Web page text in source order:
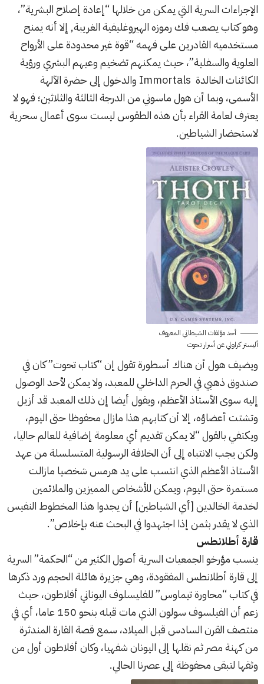
الإجراءات السرية التي يمكن من خلالها “إعادة إصلاح البشرية”،
وهو كتاب يصعب فك رموزه الهيروغليفية الغريبة, إلا أنه يمنح
مستخدميه القادرين على فهمه “قوة غير محدودة على الأرواح
العلوية والسفلية”، حيث يمكنهم تضخيم وعيهم البشري ورؤية
الكائنات الخالدة Immortals والدخول إلى حضرة الآلهة
الأسمى، وبما أن هول ماسوني من الدرجة الثالثة والثلاثين؛ فهو لا
يعترف لعامة القراء بأن هذه الطقوس ليست سوى أعمال سحرية
لاستحضار الشياطين.
أحد مؤلفات الشيطاني المعروف
أليستر كراولي عن أسرار تحوت
ويضيف هول أن هناك أسطورة تقول إن “كتاب تحوت” كان في
صندوق ذهبي في الحرم الداخلي للمعبد، ولا يمكن لأحد الوصول
إليه سوى الأستاذ الأعظم، ويقول أيضا إن ذلك المعبد قد أزيل
وتشتت أعضاؤه، إلا أن كتابهم هذا مازال محفوظا حتى اليوم،
ويكتفي بالقول “لا يمكن تقديم أي معلومة إضافية للعالم حاليا،
ولكن يجب الانتباه إلى أن الخلافة الرسولية المتسلسلة من عهد
الأستاذ الأعظم الذي انتسب على يد هرمس شخصيا مازالت
مستمرة حتى اليوم، ويمكن للأشخاص المميزين والملائمين
لخدمة الخالدين [أي الشياطين] أن يجدوا هذا المخطوط النفيس
الذي لا يقدر بثمن إذا اجتهدوا في البحث عنه بإخلاص”.
قارة أطلانطس
ينسب مؤرخو الجمعيات السرية أصول الكثير من “الحكمة” السرية
إلى قارة أطلانطس المفقودة، وهي جزيرة هائلة الحجم ورد ذكرها
في كتاب “محاورة تيماوس” للفليسلوف اليوناني أفلاطون، حيث
زعم أن الفيلسوف سولون الذي مات قبله بنحو 150 عاما، أي في
منتصف القرن السادس قبل الميلاد، سمع قصة القارة المندثرة
من كهنة مصر ثم نقلها إلى اليونان شفهيا، وكان أفلاطون أول من
وثقها لتبقى محفوظة إلى عصرنا الحالي.